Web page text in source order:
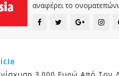
αναφέρει το